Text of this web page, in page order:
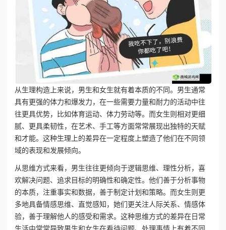
从生理构造上来说，男生和女生就有着本质的不同。男生通常
具有更强的体力和爆发力，在一些需要力量和耐力的活动中往
往更具优势，比如体育运动、体力劳动等。而女生则相对更细
腻、更具柔韧性，在艺术、手工等方面常常展现出独特的天赋
和才能。这种生理上的差异在一定程度上塑造了他们在不同领
域的表现和发展倾向。
从思维方式来看，男生往往更倾向于逻辑思维、理性分析，喜
欢解决问题、追求目标的明确性和确定性。他们善于分析事物
的本质，注重事实和数据，善于制定计划和策略。而女生则更
多地具备情感思维、直觉感知，她们更关注人际关系、情感体
验，善于理解他人的感受和需求。这种思维方式的差异在日常